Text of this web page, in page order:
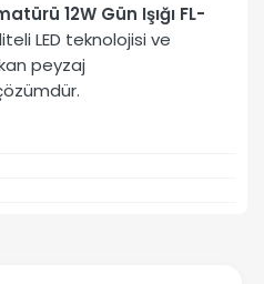
12W Gün Işığı FL-
LED teknolojisi ve
peyzaj